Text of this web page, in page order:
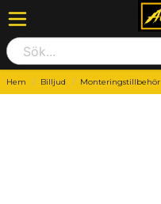
Hem Billjud Monteringstillbehör